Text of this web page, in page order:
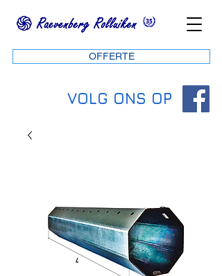
OFFERTE
VOLG ONS OP